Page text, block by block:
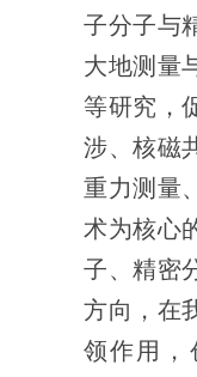
子分子与
大地测量
等研究，
涉、核磁
重力测量
术为核心
子、精密
方向， 在
领作用，